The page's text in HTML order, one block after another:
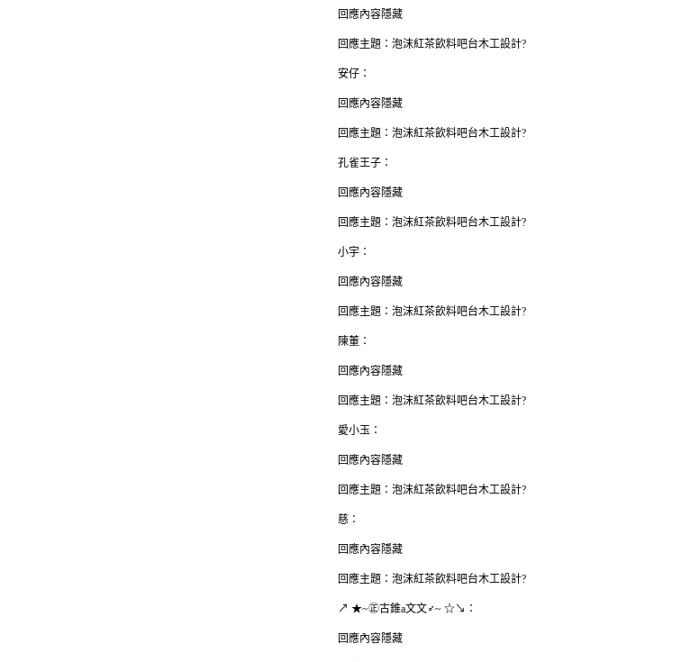
回應內容隱藏
回應主題：泡沫紅茶飲料吧台木工設計?
安仔：
回應內容隱藏
回應主題：泡沫紅茶飲料吧台木工設計?
孔雀王子：
回應內容隱藏
回應主題：泡沫紅茶飲料吧台木工設計?
小宇：
回應內容隱藏
回應主題：泡沫紅茶飲料吧台木工設計?
陳董：
回應內容隱藏
回應主題：泡沫紅茶飲料吧台木工設計?
愛小玉：
回應內容隱藏
回應主題：泡沫紅茶飲料吧台木工設計?
慈：
回應內容隱藏
回應主題：泡沫紅茶飲料吧台木工設計?
↗ ★~㊣古錐a文文♂~ ☆↘：
回應內容隱藏